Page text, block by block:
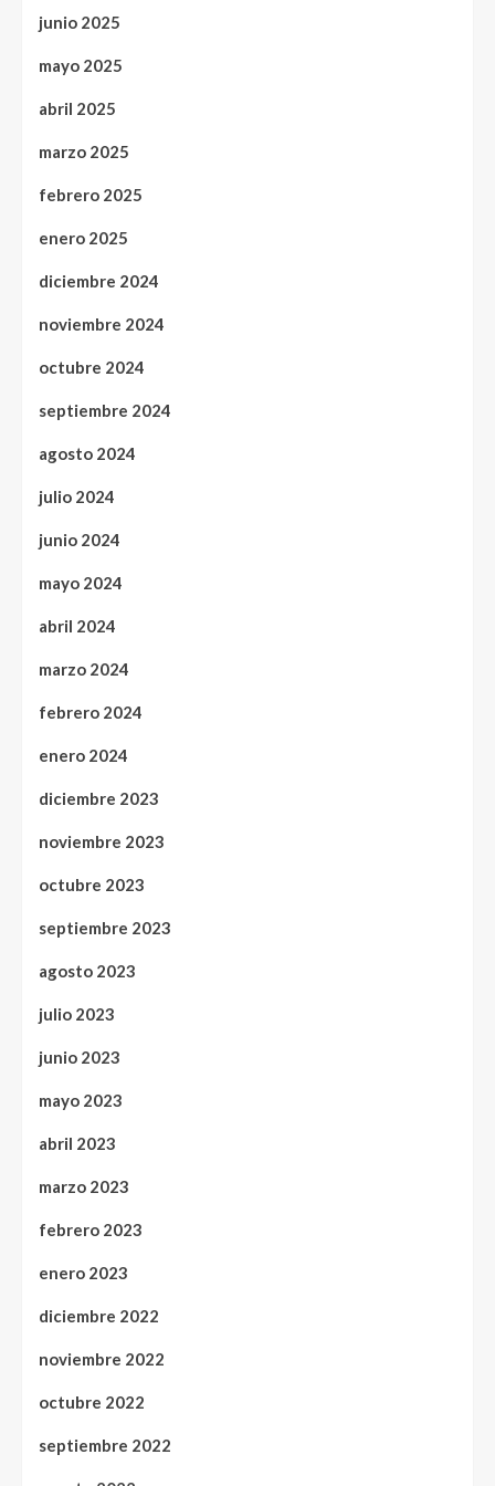
junio 2025
mayo 2025
abril 2025
marzo 2025
febrero 2025
enero 2025
diciembre 2024
noviembre 2024
octubre 2024
septiembre 2024
agosto 2024
julio 2024
junio 2024
mayo 2024
abril 2024
marzo 2024
febrero 2024
enero 2024
diciembre 2023
noviembre 2023
octubre 2023
septiembre 2023
agosto 2023
julio 2023
junio 2023
mayo 2023
abril 2023
marzo 2023
febrero 2023
enero 2023
diciembre 2022
noviembre 2022
octubre 2022
septiembre 2022